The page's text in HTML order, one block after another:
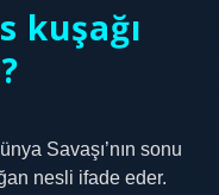
kuşağı
Savaşı’nın sonu
nesli ifade eder.